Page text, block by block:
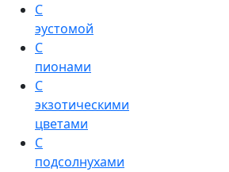
С
эустомой
С
пионами
С
экзотическими
цветами
С
подсолнухами